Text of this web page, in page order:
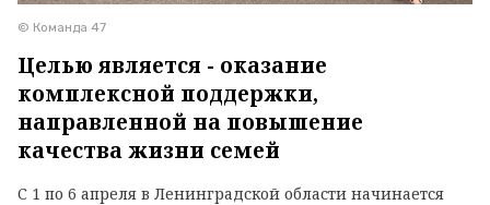
© Команда 47
Целью является - оказание
комплексной поддержки,
направленной на повышение
качества жизни семей
С 1 по 6 апреля в Ленинградской области начинается